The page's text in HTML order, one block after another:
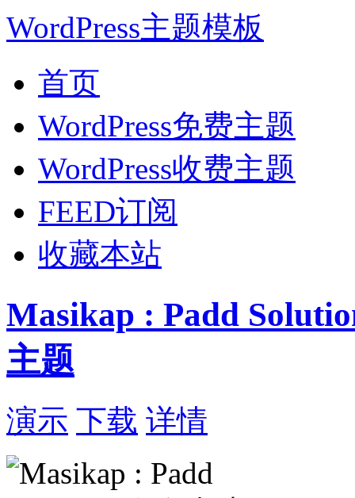
WordPress主题模板
首页
WordPress免费主题
WordPress收费主题
FEED订阅
收藏本站
Masikap : Padd
主题
演示 下载 详情